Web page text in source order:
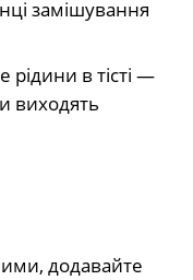
замішування
в тісті —
виходять
додавайте